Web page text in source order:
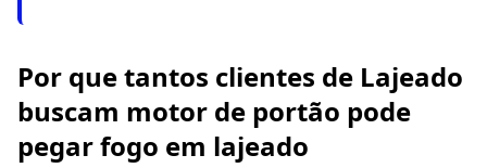
Por que tantos clientes de Lajeado
buscam motor de portão pode
pegar fogo em lajeado